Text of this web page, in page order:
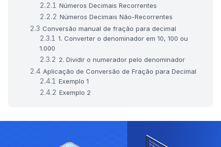
Números Decimais Recorrentes
Números Decimais Não-Recorrentes
Conversão manual de fração para decimal
1. Converter o denominador em 10, 100 ou
1.000
2. Dividir o numerador pelo denominador
Aplicação de Conversão de Fração para Decimal
Exemplo 1
Exemplo 2